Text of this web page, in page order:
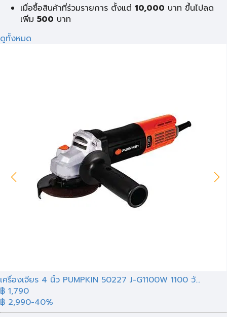
เมื่อซื้อสินค้าที่ร่วมรายการ ตั้งแต่ 10,000 บาท ขึ้นไปลด
เพิ่ม 500 บาท
ดูทั้งหมด
เครื่องเจียร 4 นิ้ว PUMPKIN 50227 J-G1100W 1100 วั...
฿ 1,790
฿ 2,990-40%